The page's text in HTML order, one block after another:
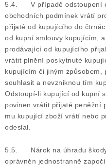
5.4. V případě odstoupení
obchodních podmínek vrátí
přijaté od kupujícího do
od kupní smlouvy kupujícím,
prodávající od kupujícího
vrátit plnění poskytnuté
kupujícím či jiným způsobem,
souhlasit a nevzniknou tím
Odstoupí-li kupující od kupní
povinen vrátit přijaté peněžní
mu kupující zboží vrátí nebo
odeslal.
5.5. Nárok na úhradu
oprávněn jednostranně